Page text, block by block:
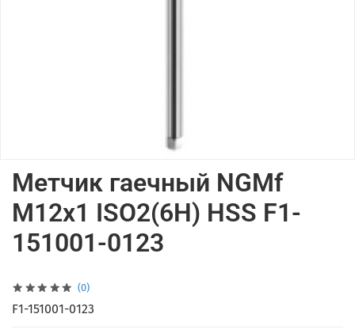
(0)
Метчик гаечный NGMf
M12x1 ISO2(6H) HSS F1-
151001-0123
F1-151001-0123